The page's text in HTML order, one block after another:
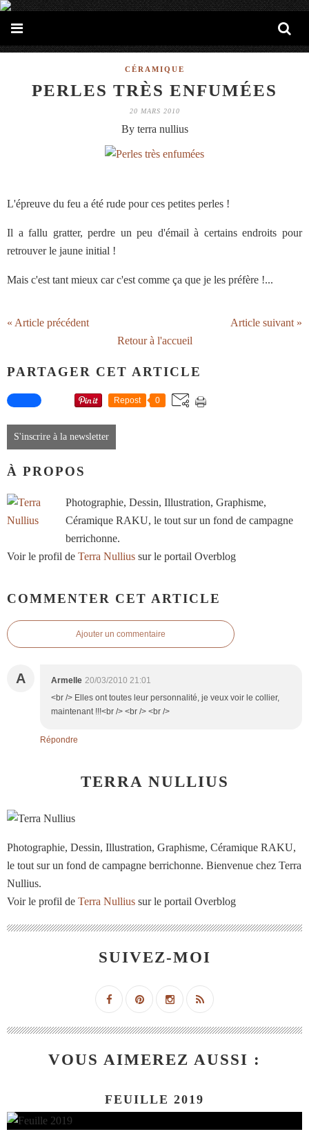
CÉRAMIQUE
PERLES TRÈS ENFUMÉES
20 MARS 2010
By terra nullius
L'épreuve du feu a été rude pour ces petites perles !
Il a fallu gratter, perdre un peu d'émail à certains endroits pour
retrouver le jaune initial !
Mais c'est tant mieux car c'est comme ça que je les préfère !...
« Article précédent
Article suivant »
Retour à l'accueil
PARTAGER CET ARTICLE
Repost 0
S'inscrire à la newsletter
À PROPOS
Photographie, Dessin, Illustration, Graphisme,
Céramique RAKU, le tout sur un fond de campagne
berrichonne.
Voir le profil de Terra Nullius sur le portail Overblog
COMMENTER CET ARTICLE
Ajouter un commentaire
A Armelle 20/03/2010 21:01
<br /> Elles ont toutes leur personnalité, je veux voir le collier,
maintenant !!!<br /> <br /> <br />
Répondre
TERRA NULLIUS
Photographie, Dessin, Illustration, Graphisme, Céramique RAKU,
le tout sur un fond de campagne berrichonne. Bienvenue chez Terra
Nullius.
Voir le profil de Terra Nullius sur le portail Overblog
SUIVEZ-MOI
VOUS AIMEREZ AUSSI :
FEUILLE 2019